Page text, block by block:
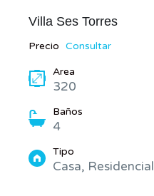
Villa Ses Torres
Precio Consultar
Area
320
Baños
4
Tipo
Casa, Residencial